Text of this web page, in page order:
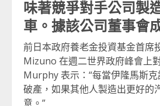
味著競爭對手公司製
車。據該公司董事會
前日本政府養老金投資基金首席
Mizuno 在週二世界政府峰會上
Murphy 表示：“每當伊隆馬斯
破產，如果其他人製造出更好的
意。”